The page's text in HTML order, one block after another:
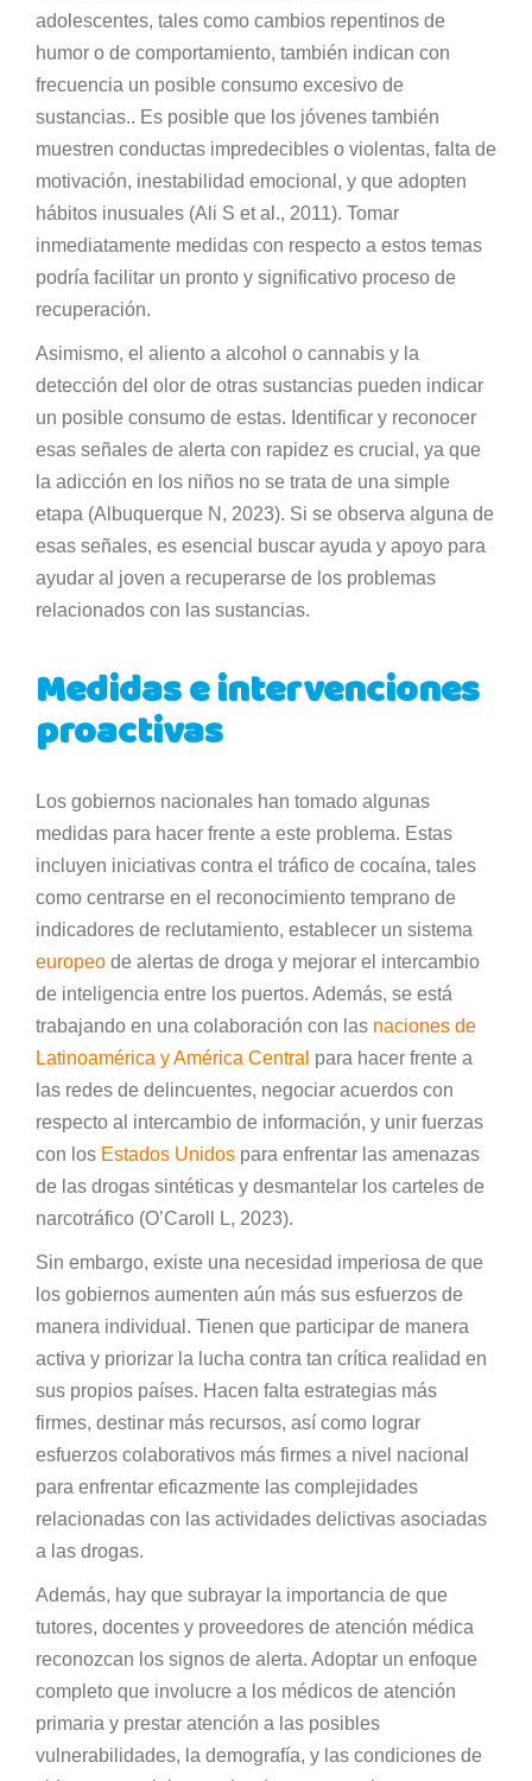
adolescentes, tales como cambios repentinos de
humor o de comportamiento, también indican con
frecuencia un posible consumo excesivo de
sustancias.. Es posible que los jóvenes también
muestren conductas impredecibles o violentas, falta de
motivación, inestabilidad emocional, y que adopten
hábitos inusuales (Ali S et al., 2011). Tomar
inmediatamente medidas con respecto a estos temas
podría facilitar un pronto y significativo proceso de
recuperación.
Asimismo, el aliento a alcohol o cannabis y la
detección del olor de otras sustancias pueden indicar
un posible consumo de estas. Identificar y reconocer
esas señales de alerta con rapidez es crucial, ya que
la adicción en los niños no se trata de una simple
etapa (Albuquerque N, 2023). Si se observa alguna de
esas señales, es esencial buscar ayuda y apoyo para
ayudar al joven a recuperarse de los problemas
relacionados con las sustancias.
Medidas e intervenciones
proactivas
Los gobiernos nacionales han tomado algunas
medidas para hacer frente a este problema. Estas
incluyen iniciativas contra el tráfico de cocaína, tales
como centrarse en el reconocimiento temprano de
indicadores de reclutamiento, establecer un sistema
europeo de alertas de droga y mejorar el intercambio
de inteligencia entre los puertos. Además, se está
trabajando en una colaboración con las naciones de
Latinoamérica y América Central para hacer frente a
las redes de delincuentes, negociar acuerdos con
respecto al intercambio de información, y unir fuerzas
con los Estados Unidos para enfrentar las amenazas
de las drogas sintéticas y desmantelar los carteles de
narcotráfico (O’Caroll L, 2023).
Sin embargo, existe una necesidad imperiosa de que
los gobiernos aumenten aún más sus esfuerzos de
manera individual. Tienen que participar de manera
activa y priorizar la lucha contra tan crítica realidad en
sus propios países. Hacen falta estrategias más
firmes, destinar más recursos, así como lograr
esfuerzos colaborativos más firmes a nivel nacional
para enfrentar eficazmente las complejidades
relacionadas con las actividades delictivas asociadas
a las drogas.
Además, hay que subrayar la importancia de que
tutores, docentes y proveedores de atención médica
reconozcan los signos de alerta. Adoptar un enfoque
completo que involucre a los médicos de atención
primaria y prestar atención a las posibles
vulnerabilidades, la demografía, y las condiciones de